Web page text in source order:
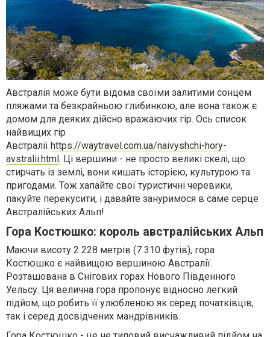
Австралія може бути відома своїми залитими сонцем
пляжами та безкрайньою глибинкою, але вона також є
домом для деяких дійсно вражаючих гір. Ось список
найвищих гір
Австралії https://waytravel.com.ua/naivyshchi-hory-
avstralii.html. Ці вершини - не просто великі скелі, що
стирчать із землі, вони кишать історією, культурою та
пригодами. Тож хапайте свої туристичні черевики,
пакуйте перекусити, і давайте зануримося в саме серце
Австралійських Альп!
Гора Костюшко: король австралійських Альп
Маючи висоту 2 228 метрів (7 310 футів), гора
Костюшко є найвищою вершиною Австралії.
Розташована в Снігових горах Нового Південного
Уельсу. Ця велична гора пропонує відносно легкий
підйом, що робить її улюбленою як серед початківців,
так і серед досвідчених мандрівників.